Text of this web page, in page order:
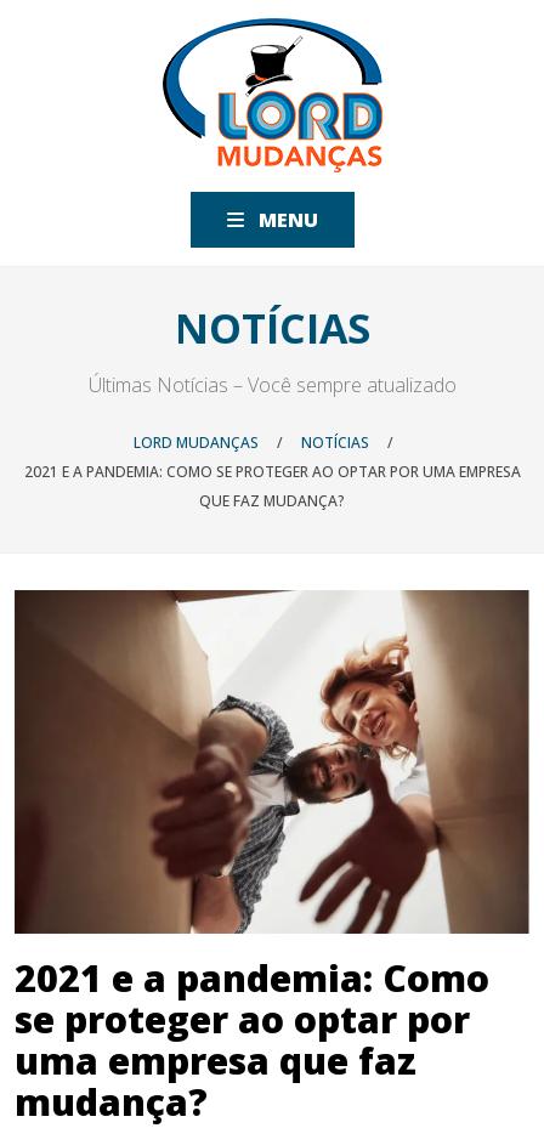
MENU
NOTÍCIAS
Últimas Notícias – Você sempre atualizado
LORD MUDANÇAS / NOTÍCIAS
/
2021 E A PANDEMIA: COMO SE PROTEGER AO OPTAR POR UMA EMPRESA
QUE FAZ MUDANÇA?
2021 e a pandemia: Como
se proteger ao optar por
uma empresa que faz
mudança?